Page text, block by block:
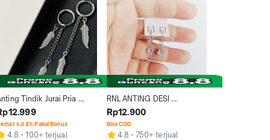
Tindik Jurai Pria
Daun Besi Monel
Anti Karat/Anting
Pria Terbaru
s.d 8% Pakai Bonus
4.8
100+ terjual
RNL ANTING DESI
BAJA/MONEL SUSUN TIDAK
LUNTUR SELAMANYA
Rp12.900
Bisa COD
4.8
750+ terjual